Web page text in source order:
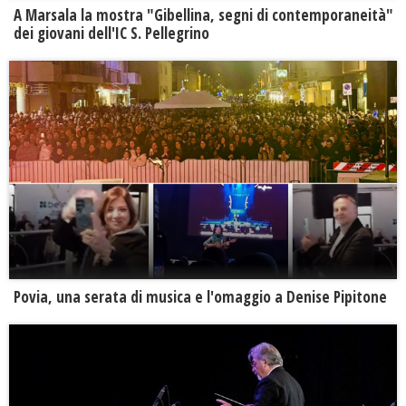
A Marsala la mostra "Gibellina, segni di contemporaneità"
dei giovani dell'IC S. Pellegrino
Povia, una serata di musica e l'omaggio a Denise Pipitone